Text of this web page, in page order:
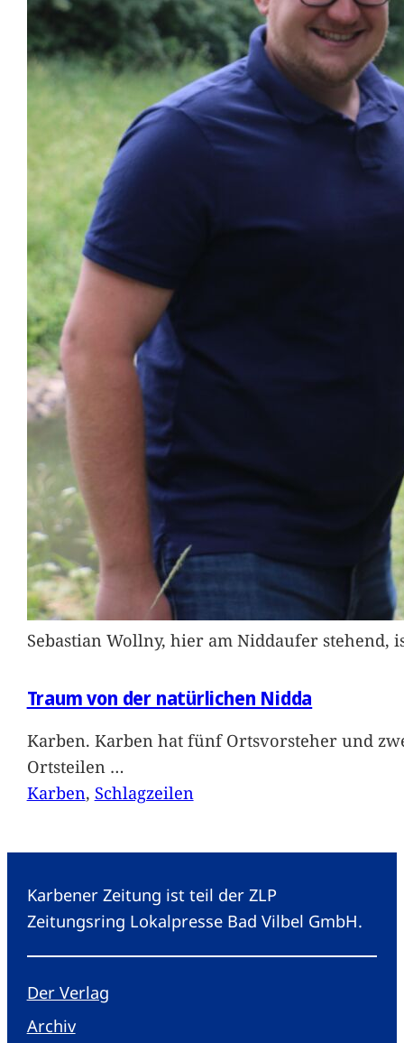
Sebastian Wollny, hier am Niddaufer
Traum von der natürlichen Nidda
Karben. Karben hat fünf Ortsvorsteher und
Ortsteilen …
Karben, Schlagzeilen
Karbener Zeitung ist teil der ZLP
Zeitungsring Lokalpresse Bad Vilbel GmbH.
Der Verlag
Archiv